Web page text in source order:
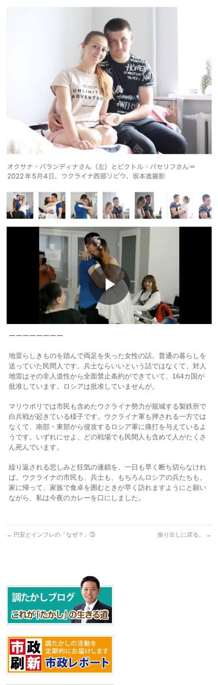
ーーーーーーーー
地雷らしきものを踏んで両足を失った女性の話。普通の暮らしを
送っていた民間人です。兵士ならいいという話ではなくて、対人
地雷はその非人道性から全面禁止条約ができていて、164カ国が
批准しています。ロシアは批准していませんが。
マリウポリでは市民も含めたウクライナ勢力が籠城する製鉄所で
白兵戦が起きている様子です。ウクライナ軍も押される一方では
なくて、南部・東部から侵攻するロシア軍に痛打を与えているよ
うです。いずれにせよ、どの戦場でも民間人も含めて人がたくさ
ん死んでいます。
繰り返される悲しみと狂気の連鎖を、一日も早く断ち切らなけれ
ば。ウクライナの市民も、兵士も、もちろんロシアの兵たちも、
家に帰って、家族で食卓を囲むときが早く訪れますようにと願い
ながら、私は今夜のカレーを口にしました。
← 円安とインフレの「なぜ？」③ 振り出しに戻る。 →